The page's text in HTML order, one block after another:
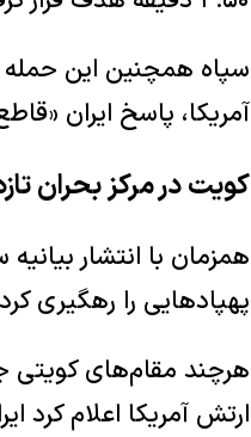
سپاه همچنین این
آمریکا، پاسخ ایران
کویت در مرکز بحران
همزمان با انتشار
پهپادهایی را رهگیری
هرچند مقام‌های کویتی
ارتش آمریکا اعلام